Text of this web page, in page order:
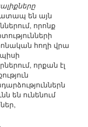
են այն
որոնք
հողի վրա
որքան էլ
են ունենում